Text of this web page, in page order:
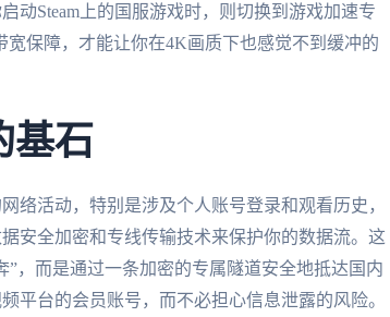
动Steam上的国服游戏时，则切换到游戏加速专
保障，才能让你在4K画质下也感觉不到缓冲的
基石
络活动，特别是涉及个人账号登录和观看历史，
安全加密和专线传输技术来保护你的数据流。这
，而是通过一条加密的专属隧道安全地抵达国内
平台的会员账号，而不必担心信息泄露的风险。